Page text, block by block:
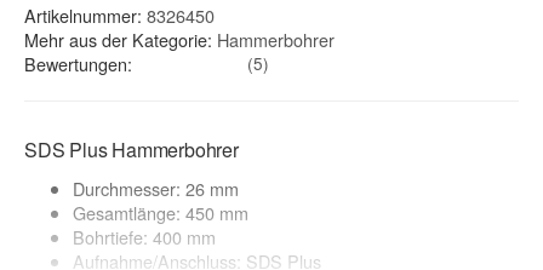
Artikelnummer: 8326450
Mehr aus der Kategorie: Hammerbohrer
Bewertungen:
(5)
SDS Plus Hammerbohrer
Durchmesser: 26 mm
Gesamtlänge: 450 mm
Bohrtiefe: 400 mm
Aufnahme/Anschluss: SDS Plus